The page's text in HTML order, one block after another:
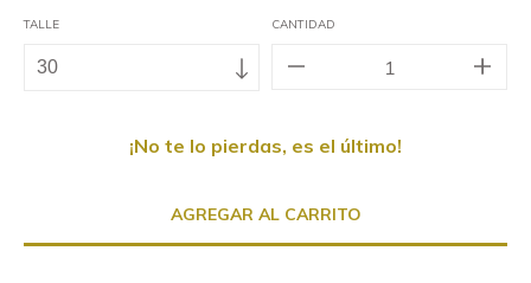
TALLE CANTIDAD
¡No te lo pierdas, es el último!